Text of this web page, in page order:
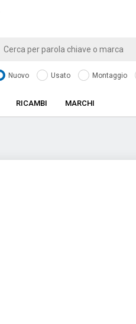
Nuovo Usato Montaggio
RICAMBI MARCHI